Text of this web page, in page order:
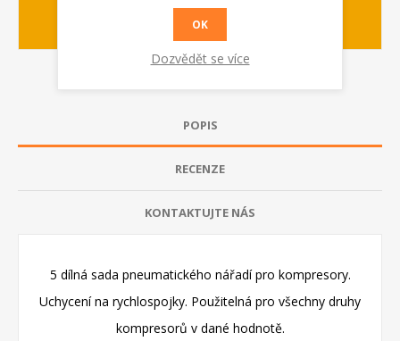
dodací lhůta :
POPIS
RECENZE
KONTAKTUJTE NÁS
5 dílná sada pneumatického nářadí pro kompresory.
Uchycení na rychlospojky. Použitelná pro všechny druhy
kompresorů v dané hodnotě.
OK
Dozvědět se více